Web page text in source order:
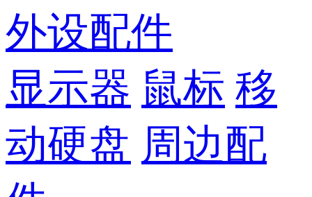
外设配件
显示器 鼠标 移
动硬盘 周边配